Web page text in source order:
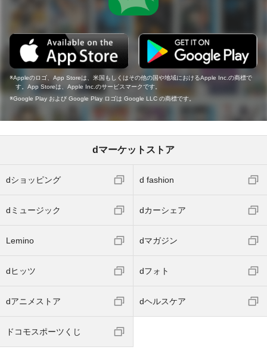
Appleのロゴ、App Storeは、米国もしくはその他の国や地域におけるApple Inc.の商標で
す。App Storeは、Apple Inc.のサービスマークです。
Google Play および Google Play ロゴは Google LLC の商標です。
dマーケットストア
dショッピング d fashion
dミュージック dカーシェア
Lemino dマガジン
dヒッツ dフォト
dアニメストア dヘルスケア
ドコモスポーツくじ